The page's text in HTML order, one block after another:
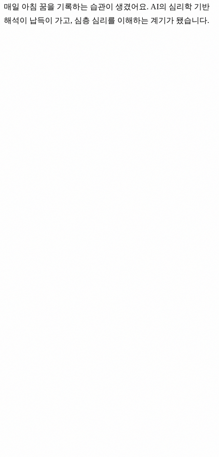
매일 아침 꿈을 기록하는 습관이 생겼어요. AI의 심리학 기반
해석이 납득이 가고, 심층 심리를 이해하는 계기가 됐습니다.